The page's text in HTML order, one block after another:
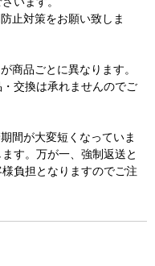
止対策をお願い致しま
商品ごとに異なります。
交換は承れませんのでご
間が大変短くなっていま
す。万が一、強制返送と
負担となりますのでご注